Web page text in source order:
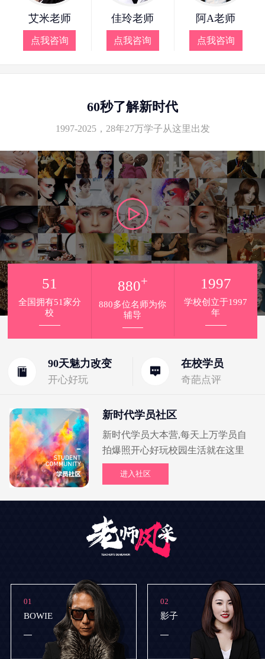
艾米老师
点我咨询
佳玲老师
点我咨询
阿A老师
点我咨询
60秒了解新时代
1997-2025，28年27万学子从这里出发
90天魅力改变
开心好玩
在校学员
奇葩点评
51
全国拥有51家分
校
880+
880多位名师为你
辅导
1997
学校创立于1997
年
新时代学员社区
新时代学员大本营,每天上万学员自
拍爆照开心好玩校园生活就在这里
进入社区
01
BOWIE
02
影子